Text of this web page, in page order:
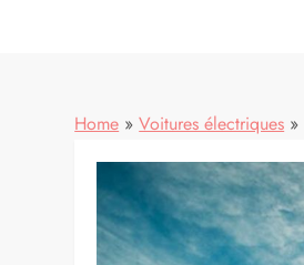
Home » Voitures électriques »